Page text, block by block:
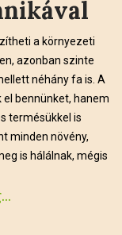
a környezeti
azonban szinte
néhány fa is. A
bennünket, hanem
termésükkel is
minden növény,
is hálálnak, mégis